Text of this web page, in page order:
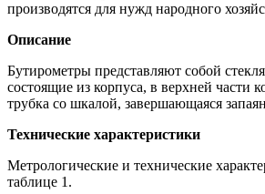
производятся для нужд народного
Описание
Бутирометры представляют собой
состоящие из корпуса, в верхней части
трубка со шкалой, завершающаяся
Технические характеристики
Метрологические и технические
таблице 1.